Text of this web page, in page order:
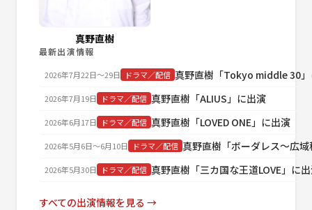
真野直樹
最新出演情報
2026年7月22日〜29日 ドラマ／配信 真野直樹「Tokyo middle 30
2026年7月19日 ドラマ／配信 真野直樹「ALIUS」に出演
2026年6月17日 ドラマ／配信 真野直樹「LOVED ONE」に出演
2026年5月6日〜6月10日 ドラマ／配信 真野直樹「ボーダレス～広
2026年5月30日 ドラマ／配信 真野直樹「三カ国な王道LOVE」に
すべての出演情報を見る →